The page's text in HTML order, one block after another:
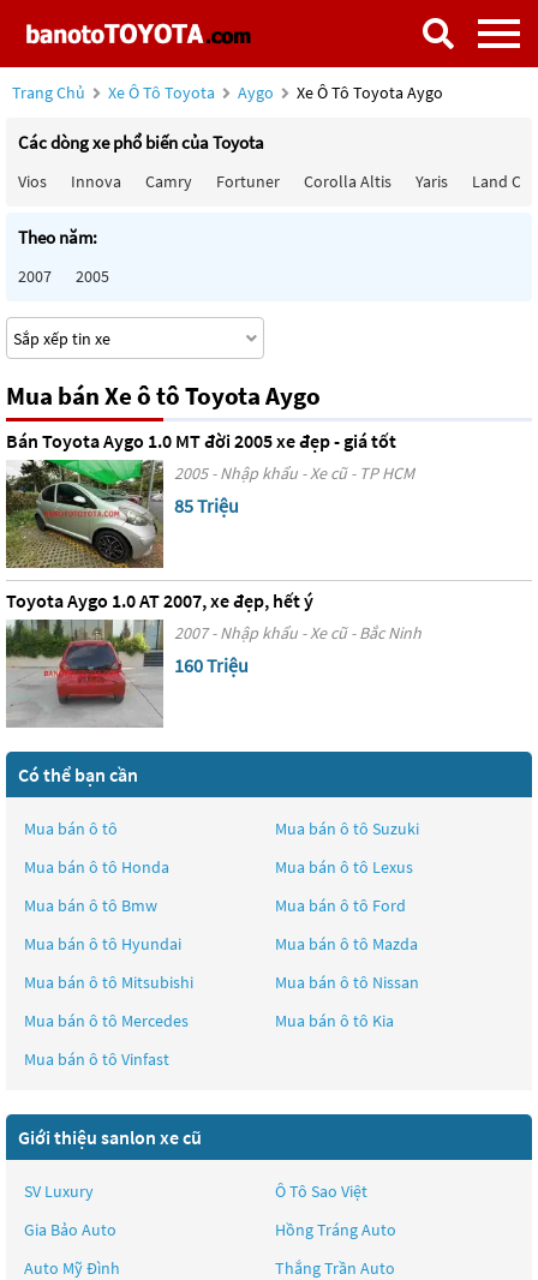
Trang Chủ Xe Ô Tô Toyota Aygo Xe Ô Tô Toyota Aygo
Các dòng xe phổ biến của Toyota
Vios Innova Camry Fortuner Corolla Altis Yaris Land
Theo năm:
2007 2005
Mua bán Xe ô tô Toyota Aygo
Bán Toyota Aygo 1.0 MT đời 2005 xe đẹp - giá tốt
2005 - Nhập khẩu - Xe cũ - TP HCM
85 Triệu
Toyota Aygo 1.0 AT 2007, xe đẹp, hết ý
2007 - Nhập khẩu - Xe cũ - Bắc Ninh
160 Triệu
Có thể bạn cần
Mua bán ô tô Mua bán ô tô Suzuki
Mua bán ô tô Honda Mua bán ô tô Lexus
Mua bán ô tô Bmw Mua bán ô tô Ford
Mua bán ô tô Hyundai Mua bán ô tô Mazda
Mua bán ô tô Mitsubishi Mua bán ô tô Nissan
Mua bán ô tô Mercedes Mua bán ô tô Kia
Mua bán ô tô Vinfast
Giới thiệu sanlon xe cũ
SV Luxury
Ô Tô Sao Việt
Gia Bảo Auto
Hồng Tráng Auto
Auto Mỹ Đình
Thắng Trần Auto